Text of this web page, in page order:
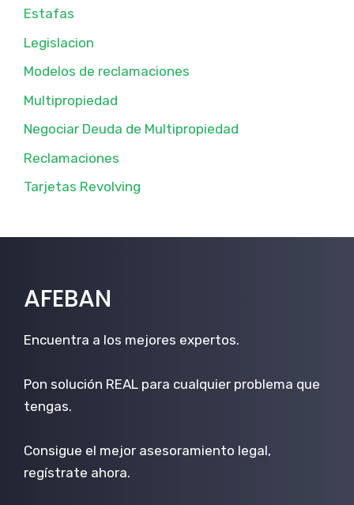
Estafas
Legislacion
Modelos de reclamaciones
Multipropiedad
Negociar Deuda de Multipropiedad
Reclamaciones
Tarjetas Revolving
AFEBAN
Encuentra a los mejores expertos.
Pon solución REAL para cualquier problema que
tengas.
Consigue el mejor asesoramiento legal,
regístrate ahora.